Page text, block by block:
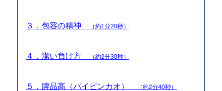
３．包容の精神 （約1分20秒）
４．潔い負け方 （約2分30秒）
５．牌品高（パイピンカオ） （約2分40秒）